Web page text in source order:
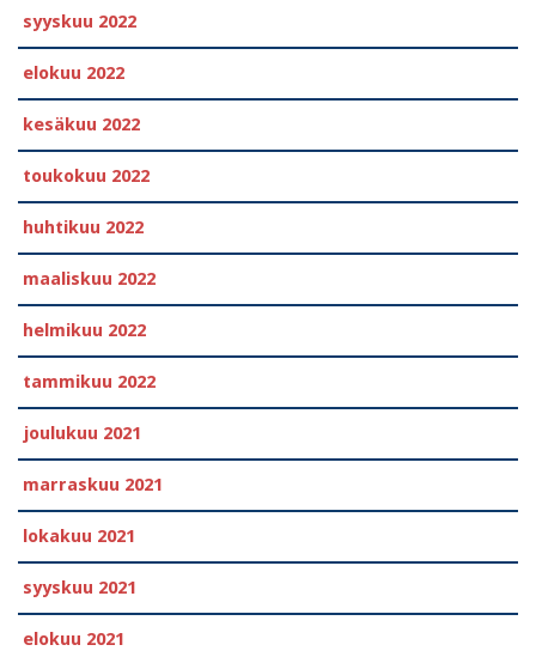
syyskuu 2022
elokuu 2022
kesäkuu 2022
toukokuu 2022
huhtikuu 2022
maaliskuu 2022
helmikuu 2022
tammikuu 2022
joulukuu 2021
marraskuu 2021
lokakuu 2021
syyskuu 2021
elokuu 2021